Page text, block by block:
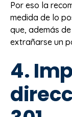
Por eso la
medida de lo
que, además
extrañarse un
4.